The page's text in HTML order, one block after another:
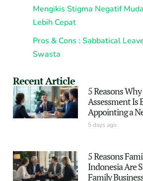
Mengikis Stigma Negatif
Lebih Cepat
Pros & Cons : Sabbatical
Swasta
Recent Article
5 Reasons
Assessment Is
Appointing a
5 days ago
5 Reasons
Indonesia Are
Family